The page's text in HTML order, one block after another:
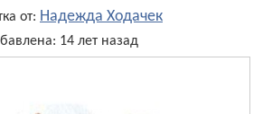
от: Надежда Ходачек
14 лет назад